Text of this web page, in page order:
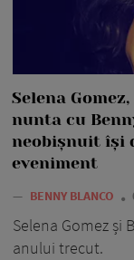
Selena
nunta cu
neobișnuit își
eveniment
— BENNY BLANCO
Selena Gomez și
anului trecut.